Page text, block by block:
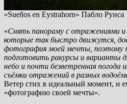
«Sueños en Eystrahorn» Пабло Руиса
«Снять панораму с отражениями и
которые так быстро движутся,
фотография моей мечты, поэтому
подготовить ракурсы и варианты
небо и почти безветренная погода
съёмки отражений в разных
Ветер стих в идеальный момент, и
«фотографию своей мечты».